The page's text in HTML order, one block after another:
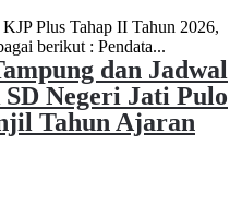
Plus Tahap II Tahun 2026,
berikut : Pendata...
dan Jadwal
Negeri Jati Pulo
Tahun Ajaran